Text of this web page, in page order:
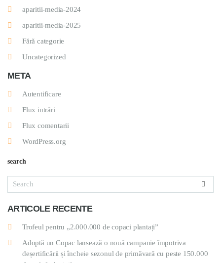
aparitii-media-2024
aparitii-media-2025
Fără categorie
Uncategorized
META
Autentificare
Flux intrări
Flux comentarii
WordPress.org
search
ARTICOLE RECENTE
Trofeul pentru „2.000.000 de copaci plantați”
Adoptă un Copac lansează o nouă campanie împotriva
deșertificării și încheie sezonul de primăvară cu peste 150.000